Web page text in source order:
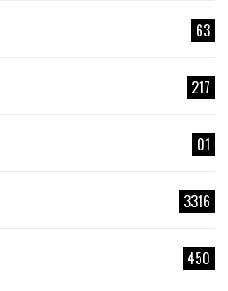
63
217
01
3316
450